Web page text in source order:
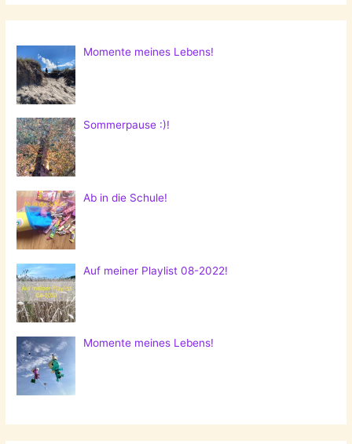
Momente meines Lebens!
Sommerpause :)!
Ab in die Schule!
Auf meiner Playlist 08-2022!
Momente meines Lebens!